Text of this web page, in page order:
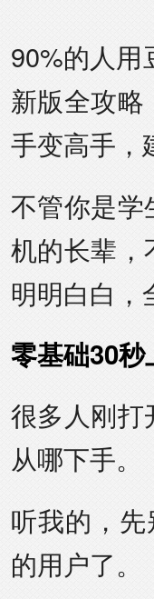
90%的人用
新版全攻
手变高手，
不管你是学
机的长辈，
明明白白，
零基础30
很多人刚打
从哪下手。
听我的，
的用户了。